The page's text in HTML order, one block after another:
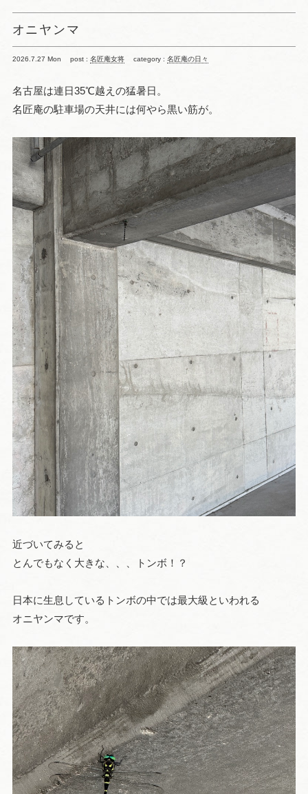
オニヤンマ
2026.7.27 Mon post : 名匠庵女将 category : 名匠庵の日々
名古屋は連日35℃越えの猛暑日。
名匠庵の駐車場の天井には何やら黒い筋が。
近づいてみると
とんでもなく大きな、、、トンボ！？
日本に生息しているトンボの中では最大級といわれる
オニヤンマです。